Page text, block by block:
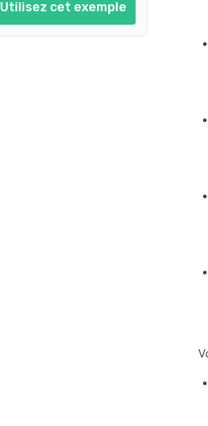
Utilisez cet exemple